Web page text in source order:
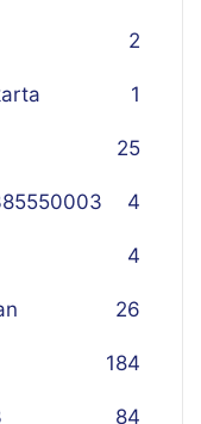
2
1
25
4
4
26
184
84